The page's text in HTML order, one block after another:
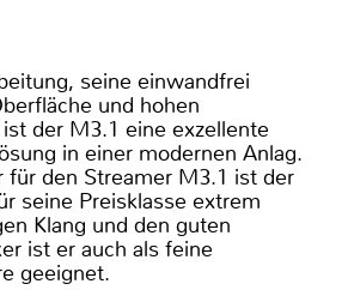
seine einwandfrei
und hohen
der M3.1 eine exzellente
in einer modernen Anlag.
für den Streamer M3.1 ist der
seine Preisklasse extrem
Klang und den guten
ist er auch als feine
geeignet.